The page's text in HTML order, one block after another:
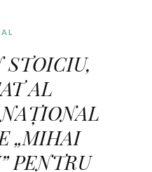
AL
„MIHAI
PENTRU